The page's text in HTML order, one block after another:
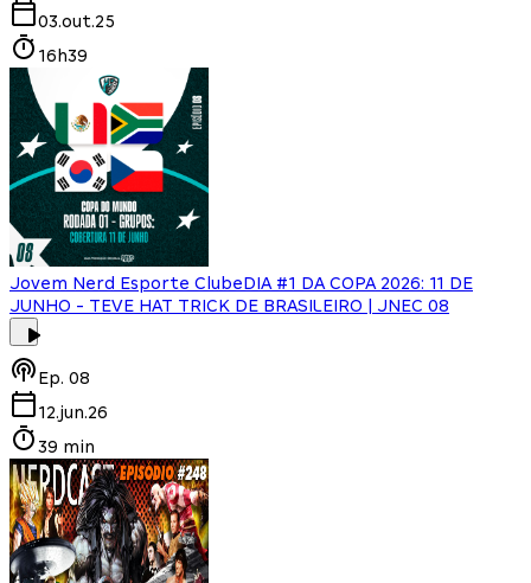
03.out.25
16h39
Jovem Nerd Esporte ClubeDIA #1 DA COPA 2026: 11 DE
JUNHO - TEVE HAT TRICK DE BRASILEIRO | JNEC 08
Ep. 08
12.jun.26
39 min